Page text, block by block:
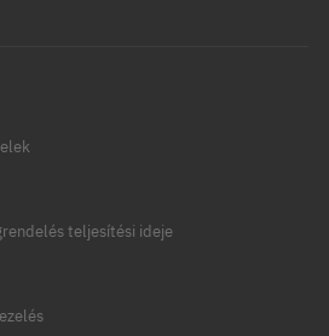
teljesítési ideje